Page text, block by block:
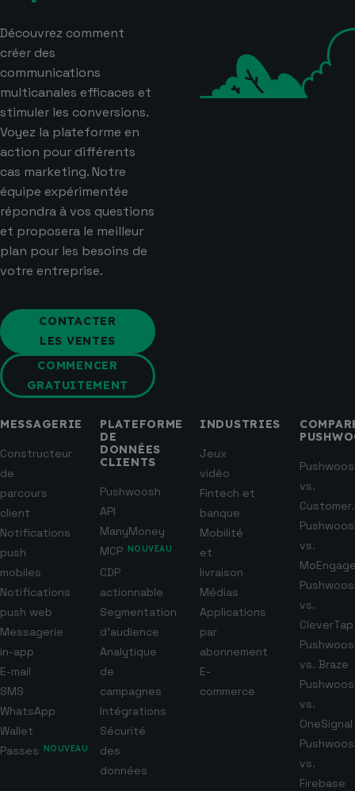
Découvrez comment
créer des
communications
multicanales efficaces et
stimuler les conversions.
Voyez la plateforme en
action pour différents
cas marketing. Notre
équipe expérimentée
répondra à vos questions
et proposera le meilleur
plan pour les besoins de
votre entreprise.
CONTACTER
LES VENTES
COMMENCER
GRATUITEMENT
MESSAGERIE
Constructeur
de
parcours
client
Notifications
push
mobiles
Notifications
push web
Messagerie
in-app
E-mail
SMS
WhatsApp
Wallet
Passes
NOUVEAU
PLATEFORME
DE
DONNÉES
CLIENTS
Pushwoosh
API
ManyMoney
MCP NOUVEAU
CDP
actionnable
Segmentation
d’audience
Analytique
de
campagnes
Intégrations
Sécurité
des
données
INDUSTRIES
Jeux
vidéo
Fintech et
banque
Mobilité
et
livraison
Médias
Applications
par
abonnement
E-
commerce
vs.
vs.
vs.
CleverTap
vs. Braze
vs.
OneSignal
vs.
Firebase